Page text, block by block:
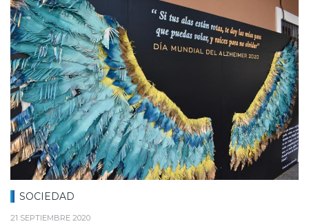
SOCIEDAD
21 SEPTIEMBRE 2020